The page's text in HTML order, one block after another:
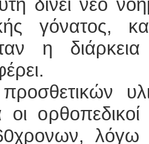
δίνει νέο
η
οι
λόγω